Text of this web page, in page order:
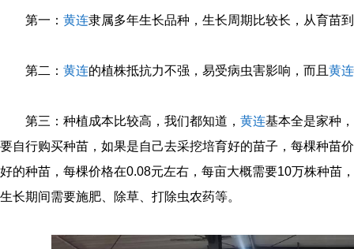
第一： 黄连隶属多年生长品种，生长周期比较长，从育苗
第二： 黄连的植株抵抗力不强，易受病虫害影响，而且 黄连
第三：种植成本比较高，我们都知道， 黄连基本全是家种
要自行购买种苗，如果是自己去采挖培育好的苗子，每棵种苗
好的种苗，每棵价格在0.08元左右，每亩大概需要10万株种苗
生长期间需要施肥、除草、打除虫农药等。